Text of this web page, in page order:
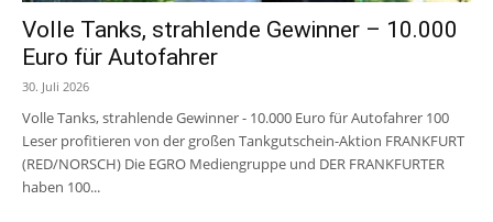
Volle Tanks, strahlende Gewinner – 10.000
Euro für Autofahrer
30. Juli 2026
Volle Tanks, strahlende Gewinner - 10.000 Euro für Autofahrer 100
Leser profitieren von der großen Tankgutschein-Aktion FRANKFURT
(RED/NORSCH) Die EGRO Mediengruppe und DER FRANKFURTER
haben 100...